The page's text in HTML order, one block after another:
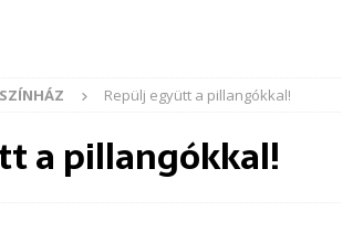
SZÍNHÁZ Repülj együtt a pillangókkal!
a pillangókkal!